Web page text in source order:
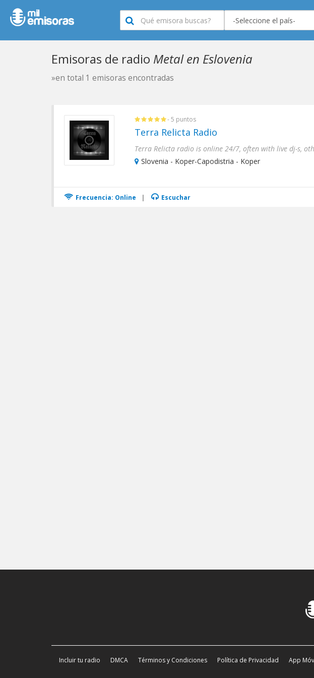
Emisoras de radio Metal en Eslovenia
»en total 1 emisoras encontradas
- 5 puntos
Terra Relicta Radio
Slovenia - Koper-Capodistria - Koper
Frecuencia: Online | Escuchar
Incluir tu radio DMCA Términos y Condiciones Política de Privacidad App